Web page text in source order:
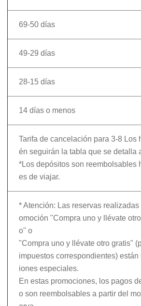
69-50 días
49-29 días
28-15 días
14 días o menos
Tarifa de cancelación para 3-8 Los
én seguirán la tabla que se detalla
*Los depósitos son reembolsables
es de viajar.
* Atención: Las reservas
omoción "Compra uno y llévate
o" o
"Compra uno y llévate otro gratis"
impuestos correspondientes)
iones especiales.
En estas promociones, los pagos
o son reembolsables a partir del